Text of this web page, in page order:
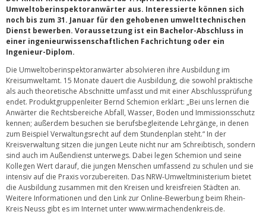
Umweltoberinspektoranwärter aus. Interessierte können sich
noch bis zum 31. Januar für den gehobenen umwelttechnischen
Dienst bewerben. Voraussetzung ist ein Bachelor-Abschluss in
einer ingenieurwissenschaftlichen Fachrichtung oder ein
Ingenieur-Diplom.
Die Umweltoberinspektoranwärter absolvieren ihre Ausbildung im
Kreisumweltamt. 15 Monate dauert die Ausbildung, die sowohl praktische
als auch theoretische Abschnitte umfasst und mit einer Abschlussprüfung
endet. Produktgruppenleiter Bernd Schemion erklärt: „Bei uns lernen die
Anwärter die Rechtsbereiche Abfall, Wasser, Boden und Immissionsschutz
kennen; außerdem besuchen sie berufsbegleitende Lehrgänge, in denen
zum Beispiel Verwaltungsrecht auf dem Stundenplan steht.“ In der
Kreisverwaltung sitzen die jungen Leute nicht nur am Schreibtisch, sondern
sind auch im Außendienst unterwegs. Dabei legen Schemion und seine
Kollegen Wert darauf, die jungen Menschen umfassend zu schulen und sie
intensiv auf die Praxis vorzubereiten. Das NRW-Umweltministerium bietet
die Ausbildung zusammen mit den Kreisen und kreisfreien Städten an.
Weitere Informationen und den Link zur Online-Bewerbung beim Rhein-
Kreis Neuss gibt es im Internet unterwww.wirmachendenkreis.de.